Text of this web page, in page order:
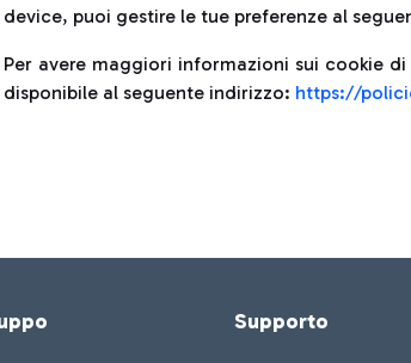
device, puoi gestire le tue preferenze al
Per avere maggiori informazioni sui cookie
disponibile al seguente indirizzo: https://
Supporto